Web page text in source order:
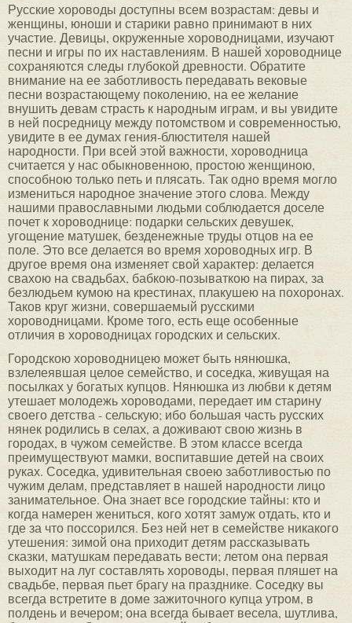
Русские хороводы доступны всем возрастам: девы и
женщины, юноши и старики равно принимают в них
участие. Девицы, окруженные хороводницами, изучают
песни и игры по их наставлениям. В нашей хороводнице
сохраняются следы глубокой древности. Обратите
внимание на ее заботливость передавать вековые
песни возрастающему поколению, на ее желание
внушить девам страсть к народным играм, и вы увидите
в ней посредницу между потомством и современностью,
увидите в ее думах гения-блюстителя нашей
народности. При всей этой важности, хороводница
считается у нас обыкновенною, простою женщиною,
способною только петь и плясать. Так одно время могло
измениться народное значение этого слова. Между
нашими православными людьми соблюдается доселе
почет к хороводнице: подарки сельских девушек,
угощение матушек, безденежные труды отцов на ее
поле. Это все делается во время хороводных игр. В
другое время она изменяет свой характер: делается
свахою на свадьбах, бабкою-позываткою на пирах, за
безлюдьем кумою на крестинах, плакушею на похоронах.
Таков круг жизни, совершаемый русскими
хороводницами. Кроме того, есть еще особенные
отличия в хороводницах городских и сельских.
Городскою хороводницею может быть нянюшка,
взлелеявшая целое семейство, и соседка, живущая на
посылках у богатых купцов. Нянюшка из любви к детям
утешает молодежь хороводами, передает им старину
своего детства - сельскую; ибо большая часть русских
нянек родились в селах, а доживают свою жизнь в
городах, в чужом семействе. В этом классе всегда
преимуществуют мамки, воспитавшие детей на своих
руках. Соседка, удивительная своею заботливостью по
чужим делам, представляет в нашей народности лицо
занимательное. Она знает все городские тайны: кто и
когда намерен жениться, кого хотят замуж отдать, кто и
где за что поссорился. Без ней нет в семействе никакого
утешения: зимой она приходит детям рассказывать
сказки, матушкам передавать вести; летом она первая
выходит на луг составлять хороводы, первая пляшет на
свадьбе, первая пьет брагу на празднике. Соседку вы
всегда встретите в доме зажиточного купца утром, в
полдень и вечером; она всегда бывает весела, шутлива,